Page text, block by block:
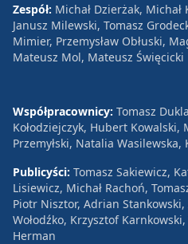
Zespół: Michał Dzierżak,
Janusz Milewski, Tomasz
Mimier, Przemysław Obłuski,
Mateusz Mol, Mateusz Święcicki
Współpracownicy: Tomasz
Kołodziejczyk, Hubert Kowalski,
Przemyłski, Natalia Wasilewska,
Publicyści: Tomasz Sakiewicz,
Lisiewicz, Michał Rachoń,
Piotr Nisztor, Adrian
Wołodźko, Krzysztof
Herman